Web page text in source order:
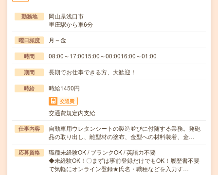
勤務地
岡山県浅口市
里庄駅から車6分
曜日頻度 月～金
時間 08:00～17:0015:00～00:0016:00～01:00
期間 長期でお仕事できる方、大歓迎！
時給 時給1450円
交通費
交通費規定内支給
仕事内容
自動車用ウレタンシートの製造並びに付随する業務。発砲
品の取り出し、離型材の塗布、金型への材料装着、金…
応募資格
職種未経験OK / ブランクOK / 英語力不要
◆未経験OK！〇まずは事前登録だけでもOK！履歴書不要
で気軽にオンライン登録★氏名・職種などを入力す…